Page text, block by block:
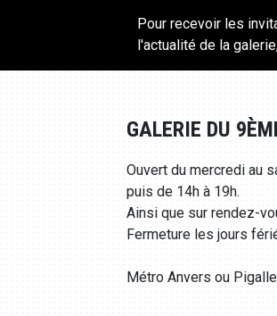
Pour recevoir les
l'actualité de la
GALERIE DU
Ouvert du mercredi au
puis de 14h à 19h.
Ainsi que sur rendez-
Fermeture les jours
Métro Anvers ou